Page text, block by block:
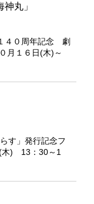
丸」
４０周年記念 劇
月１６日(木)～
す」発行記念フ
木) 13：30～1